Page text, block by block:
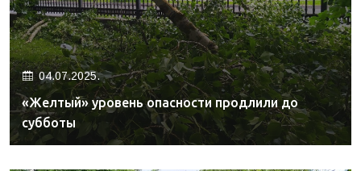
04.07.2025.
«Желтый» уровень опасности продлили до
субботы